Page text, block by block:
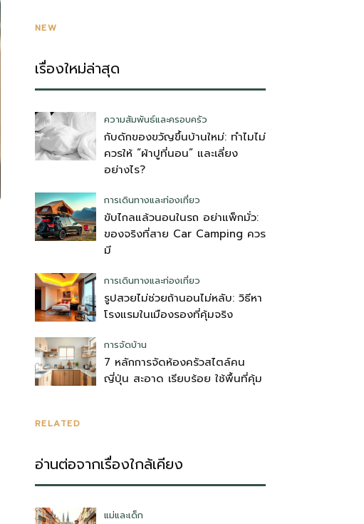
NEW
เรื่องใหม่ล่าสุด
ความสัมพันธ์และครอบครัว
กับดักของขวัญขึ้นบ้านใหม่: ทำไมไม่
ควรให้ “ผ้าปูที่นอน” และเลี่ยง
อย่างไร?
การเดินทางและท่องเที่ยว
ขับไกลแล้วนอนในรถ อย่าแพ็กมั่ว:
ของจริงที่สาย Car Camping ควร
มี
การเดินทางและท่องเที่ยว
รูปสวยไม่ช่วยถ้านอนไม่หลับ: วิธีหา
โรงแรมในเมืองรองที่คุ้มจริง
การจัดบ้าน
7 หลักการจัดห้องครัวสไตล์คน
ญี่ปุ่น สะอาด เรียบร้อย ใช้พื้นที่คุ้ม
RELATED
อ่านต่อจากเรื่องใกล้เคียง
แม่และเด็ก